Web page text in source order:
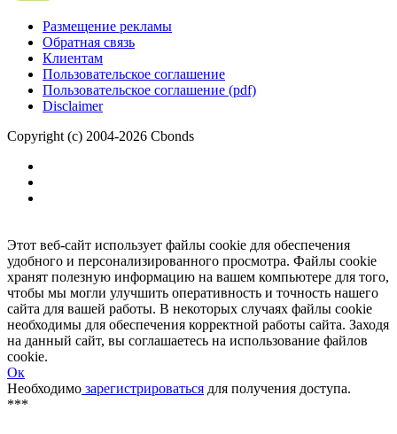
Размещение рекламы
Обратная связь
Пользовательское соглашение
Copyright (c) 2004-2026 Cbonds
Этот веб-сайт использует файлы cookie для обеспечения
удобного и персонализированного просмотра. Файлы cookie
хранят полезную информацию на вашем компьютере для того,
чтобы мы могли улучшить оперативность и точность нашего
сайта для вашей работы. В некоторых случаях файлы cookie
необходимы для обеспечения корректной работы сайта. Заходя
на данный сайт, вы соглашаетесь на использование файлов